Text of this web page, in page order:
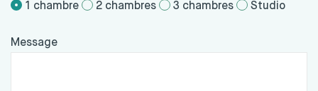
1 chambre
2 chambres 3 chambres Studio
Message